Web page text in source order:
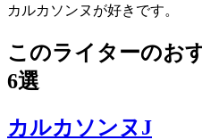
カルカソンヌが好きです。
このライターのお
6選
カルカソンヌJ